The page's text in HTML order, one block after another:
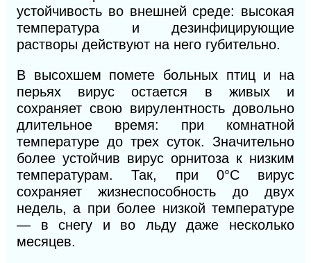
устойчивость во внешней среде: высокая
температура и дезинфицирующие
растворы действуют на него губительно.
В высохшем помете больных птиц и на
перьях вирус остается в живых и
сохраняет свою вирулентность довольно
длительное время: при комнатной
температуре до трех суток. Значительно
более устойчив вирус орнитоза к низким
температурам. Так, при 0°С вирус
сохраняет жизнеспособность до двух
недель, а при более низкой температуре
— в снегу и во льду даже несколько
месяцев.